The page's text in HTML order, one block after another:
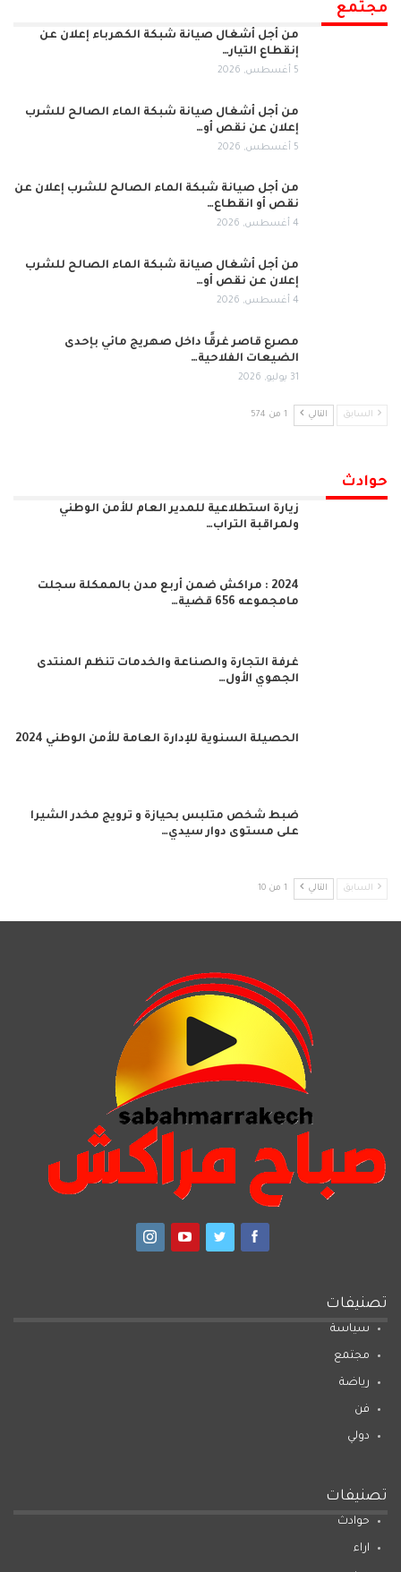
مجتمع
من أجل أشغال صيانة شبكة الكهرباء إعلان عن
إنقطاع التيار…
5 أغسطس, 2026
من أجل أشغال صيانة شبكة الماء الصالح للشرب
إعلان عن نقص أو…
5 أغسطس, 2026
من أجل صيانة شبكة الماء الصالح للشرب إعلان عن
نقص أو انقطاع…
4 أغسطس, 2026
من أجل أشغال صيانة شبكة الماء الصالح للشرب
إعلان عن نقص أو…
4 أغسطس, 2026
مصرع قاصر غرقًا داخل صهريج مائي بإحدى
الضيعات الفلاحية…
31 يوليو, 2026
السابق التالي 1 من 574
حوادث
زيارة استطلاعية للمدير العام للأمن الوطني
ولمراقبة التراب…
2024 : مراكش ضمن أربع مدن بالممكلة سجلت
مامجموعه 656 قضية…
غرفة التجارة والصناعة والخدمات تنظم المنتدى
الجهوي الأول…
الحصيلة السنوية للإدارة العامة للأمن الوطني 2024
ضبط شخص متلبس بحيازة و ترويج مخدر الشيرا
على مستوى دوار سيدي…
السابق التالي 1 من 10
تصنيفات
سياسة
مجتمع
رياضة
فن
دولي
تصنيفات
حوادث
اراء